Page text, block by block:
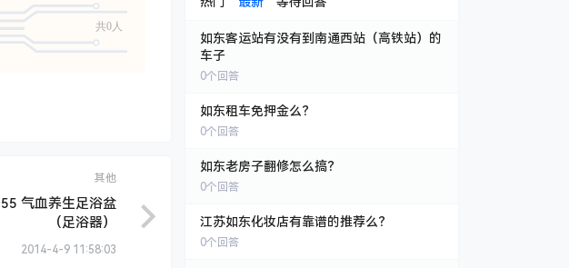
共0人
其他
气血养生足浴盆
（足浴器）
2014-4-9 11:58:03
如东客运站有没有到南通西站（高铁站）的
车子
0个回答
如东租车免押金么？
0个回答
如东老房子翻修怎么搞？
0个回答
江苏如东化妆店有靠谱的推荐么？
0个回答